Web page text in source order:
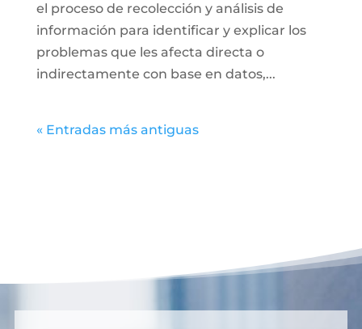
el proceso de recolección y análisis de
información para identificar y explicar los
problemas que les afecta directa o
indirectamente con base en datos,...
« Entradas más antiguas